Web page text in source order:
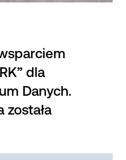
dla
Danych.
została